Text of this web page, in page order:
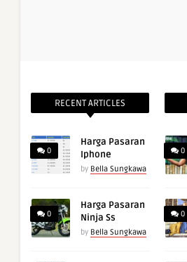
RECENT ARTICLES
0
Harga Pasaran
Iphone
by Bella Sungkawa
0
Harga Pasaran
Ninja Ss
by Bella Sungkawa
0
0